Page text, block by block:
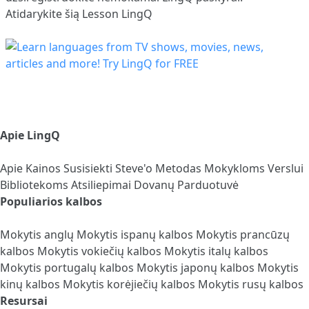
Atidarykite šią Lesson LingQ
Apie LingQ
Apie Kainos Susisiekti Steve'o Metodas Mokykloms Verslui
Bibliotekoms Atsiliepimai Dovanų Parduotuvė
Populiarios kalbos
Mokytis anglų Mokytis ispanų kalbos Mokytis prancūzų
kalbos Mokytis vokiečių kalbos Mokytis italų kalbos
Mokytis portugalų kalbos Mokytis japonų kalbos Mokytis
kinų kalbos Mokytis korėjiečių kalbos Mokytis rusų kalbos
Resursai